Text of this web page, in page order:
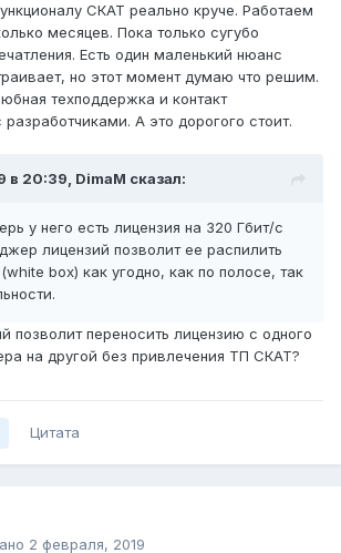
СКАТ реально круче. Работаем
месяцев. Пока только сугубо
Есть один маленький нюанс
но этот момент думаю что решим.
техподдержка и контакт
А это дорогого стоит.
в 20:39, DimaM сказал:
у него есть лицензия на 320 Гбит/c
лицензий позволит ее распилить
box) как угодно, как по полосе, так
позволит переносить лицензию с одного
на другой без привлечения ТП СКАТ?
Цитата
2 февраля, 2019